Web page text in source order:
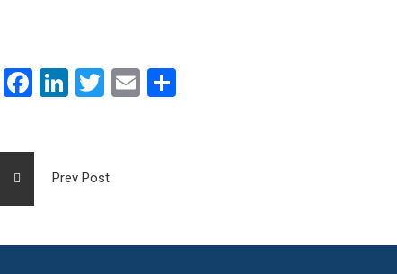
Facebook
LinkedIn
Twitter
Email
Prev Post